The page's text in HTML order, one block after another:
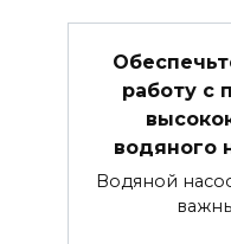
работу с
водяного
Водяной